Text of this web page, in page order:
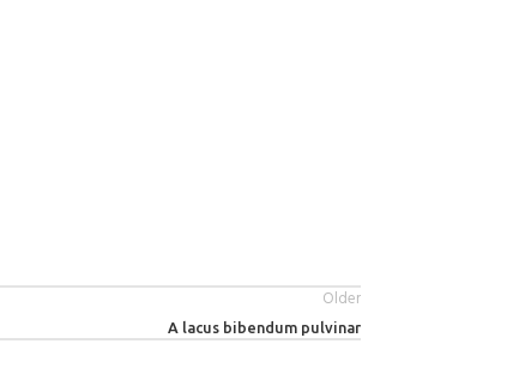
Older
A lacus bibendum pulvinar